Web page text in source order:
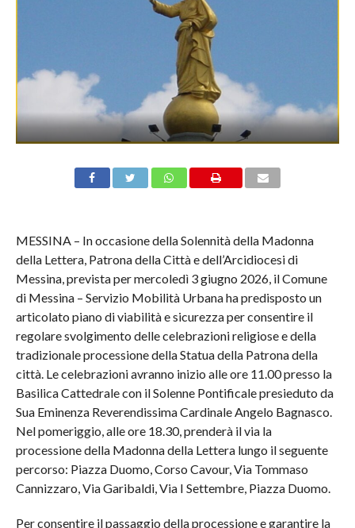
MESSINA – In occasione della Solennità della Madonna
della Lettera, Patrona della Città e dell’Arcidiocesi di
Messina, prevista per mercoledì 3 giugno 2026, il Comune
di Messina – Servizio Mobilità Urbana ha predisposto un
articolato piano di viabilità e sicurezza per consentire il
regolare svolgimento delle celebrazioni religiose e della
tradizionale processione della Statua della Patrona della
città. Le celebrazioni avranno inizio alle ore 11.00 presso la
Basilica Cattedrale con il Solenne Pontificale presieduto da
Sua Eminenza Reverendissima Cardinale Angelo Bagnasco.
Nel pomeriggio, alle ore 18.30, prenderà il via la
processione della Madonna della Lettera lungo il seguente
percorso: Piazza Duomo, Corso Cavour, Via Tommaso
Cannizzaro, Via Garibaldi, Via I Settembre, Piazza Duomo.
Per consentire il passaggio della processione e garantire la